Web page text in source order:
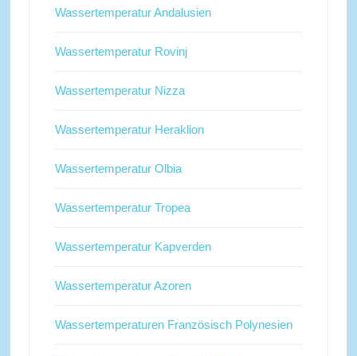
Wassertemperatur Andalusien
Wassertemperatur Rovinj
Wassertemperatur Nizza
Wassertemperatur Heraklion
Wassertemperatur Olbia
Wassertemperatur Tropea
Wassertemperatur Kapverden
Wassertemperatur Azoren
Wassertemperaturen Französisch Polynesien